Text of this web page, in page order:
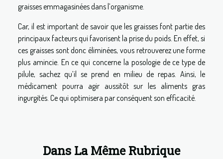
graisses emmagasinées dans l’organisme.
Car, il est important de savoir que les graisses font partie des
principaux facteurs qui favorisent la prise du poids. En effet, si
ces graisses sont donc éliminées, vous retrouverez une forme
plus amincie. En ce qui concerne la posologie de ce type de
pilule, sachez qu’il se prend en milieu de repas. Ainsi, le
médicament pourra agir aussitôt sur les aliments gras
ingurgités. Ce qui optimisera par conséquent son efficacité.
Dans La Même Rubrique